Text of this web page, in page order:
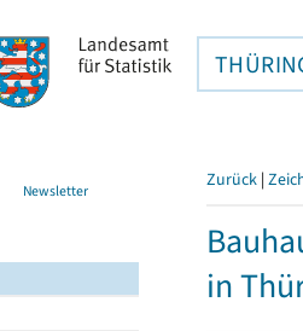
Newsletter Zurück |
in